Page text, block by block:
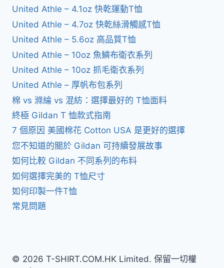
United Athle – 4.1oz 快乾運動T恤
United Athle – 4.7oz 快乾絲滑觸感T恤
United Athle – 5.6oz 高品質T恤
United Athle – 10oz 魚鱗布衛衣系列
United Athle – 10oz 抓毛衛衣系列
United Athle – 厚帆布包系列
棉 vs 滌綸 vs 混紡：選擇最好的 T恤面料
終極 Gildan T 恤款式指南
7 個原因 美國棉花 Cotton USA 是更好的選擇
您不知道的關於 Gildan 可持續發展故事
如何比較 Gildan 不同系列的布料
如何選擇完美的 T恤尺寸
如何印製一件T恤
常見問題
© 2026 T-SHIRT.COM.HK Limited. 保留一切權